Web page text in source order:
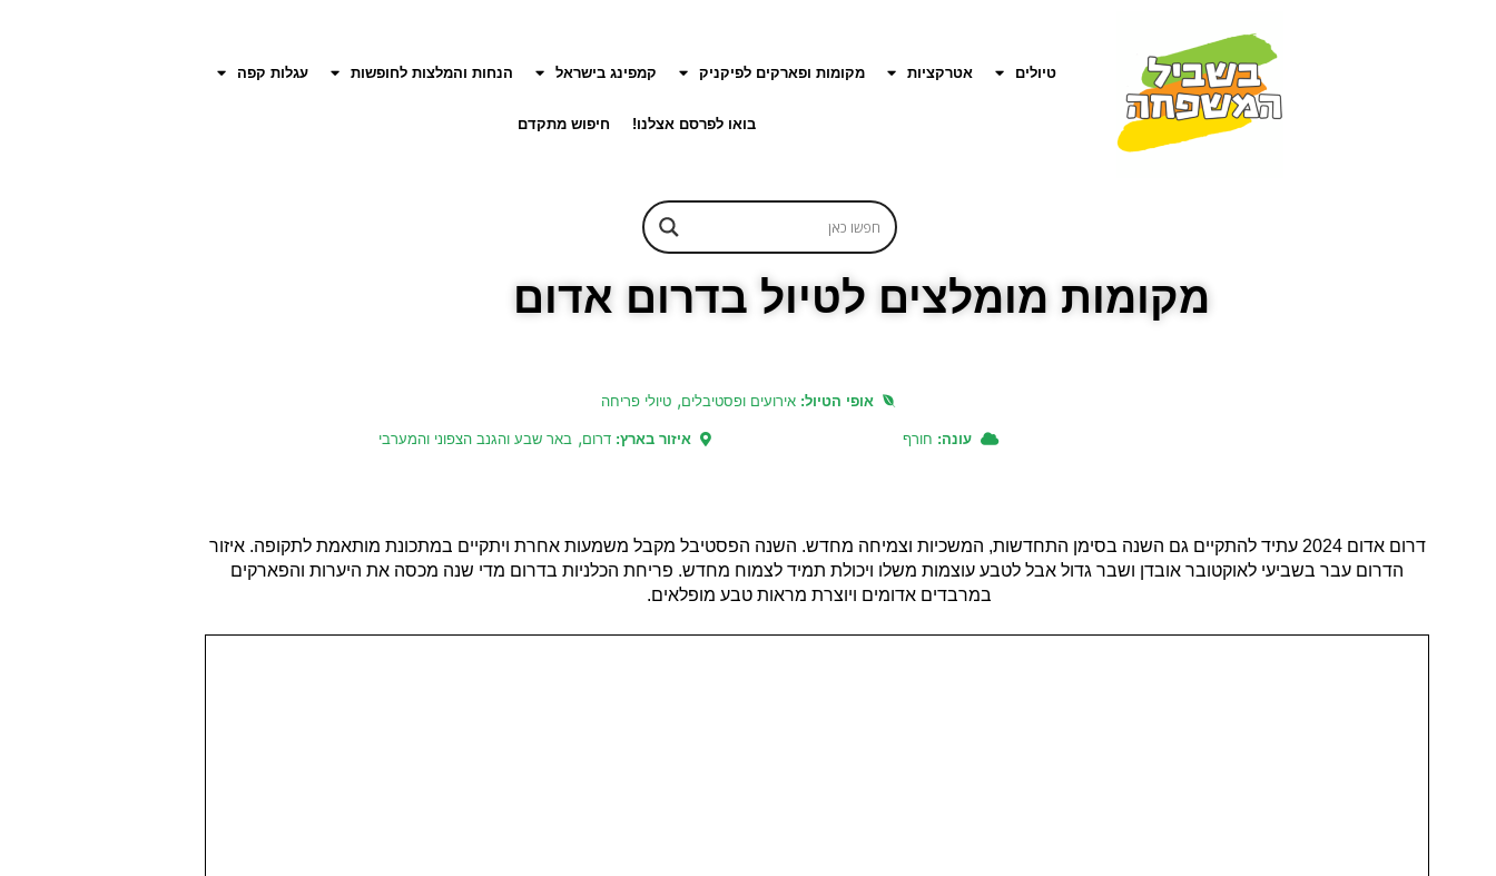
טיולים אטרקציות מקומות ופארקים לפיקניק קמפינג בישראל הנחות והמלצות לחופשות עגלות קפה
בואו לפרסם אצלנו! חיפוש מתקדם
מקומות מומלצים לטיול בדרום אדום
אופי הטיול: אירועים ופסטיבלים, טיולי פריחה
עונה: חורף איזור בארץ: דרום, באר שבע והגנב הצפוני והמערבי
דרום אדום 2024 עתיד להתקיים גם השנה בסימן התחדשות, המשכיות וצמיחה מחדש. השנה הפסטיבל מקבל משמעות אחרת ויתקיים במתכונת מותאמת לתקופה. איזור
הדרום עבר בשביעי לאוקטובר אובדן ושבר גדול אבל לטבע עוצמות משלו ויכולת תמיד לצמוח מחדש. פריחת הכלניות בדרום מדי שנה מכסה את היערות והפארקים
במרבדים אדומים ויוצרת מראות טבע מופלאים.